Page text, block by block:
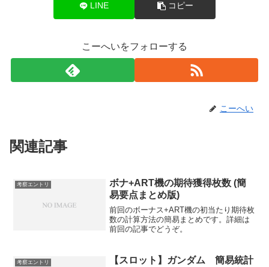
LINE コピー
こーへいをフォローする
こーへい
関連記事
考察エントリ
ボナ+ART機の期待獲得枚数 (簡
易要点まとめ版)
前回のボーナス+ART機の初当たり期待枚
数の計算方法の簡易まとめです。詳細は
前回の記事でどうぞ。
考察エントリ 【スロット】ガンダム 簡易統計